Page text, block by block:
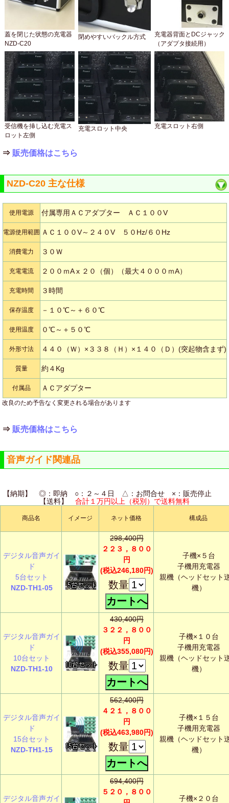
蓋を閉じた状態の充電器
NZD-C20
閉めやすいバックル方式
充電器背面とDCジャック
（アダプタ接続用）
受信機を挿し込む充電ス
ロット左側
充電スロット中央 充電スロット右側
⇒ 販売価格はこちら
NZD-C20 主な仕様
使用電源 付属専用ＡＣアダプター ＡＣ１００V
電源使用範囲 ＡＣ１００V～２４０V ５０Hz/６０Hz
消費電力 ３０Ｗ
充電電流 ２００ｍA x ２０（個）（最大４０００ｍA）
充電時間 ３時間
保存温度 －１０℃～＋６０℃
使用温度 ０℃～＋５０℃
外形寸法 ４４０（Ｗ）×３３８（Ｈ）×１４０（Ｄ）(突起物含まず)
質量 約４Kg
付属品 ＡＣアダプター
改良のため予告なく変更される場合があります
⇒ 販売価格はこちら
音声ガイド関連品
【納期】 ◎：即納 ○：２～４日 △：お問合せ ×：販売停止
【送料】 合計１万円以上（税別）で送料無料
商品名 イメージ ネット価格 構成品
デジタル音声ガイ
ド
5台セット
NZD-TH1-05
298,400円
２２３，８００
円
(税込246,180円)
数量
子機×５台
子機用充電器
親機（ヘッドセット
機）
デジタル音声ガイ
ド
10台セット
NZD-TH1-10
430,400円
３２２，８００
円
(税込355,080円)
数量
子機×１０台
子機用充電器
親機（ヘッドセット
機）
デジタル音声ガイ
ド
15台セット
NZD-TH1-15
562,400円
４２１，８００
円
(税込463,980円)
数量
子機×１５台
子機用充電器
親機（ヘッドセット
機）
デジタル音声ガイ
694,400円
５２０，８００
子機×２０台